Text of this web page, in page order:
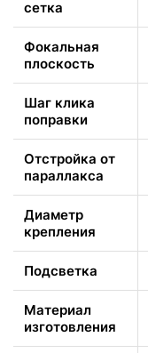
сетка
Фокальная
плоскость
Шаг клика
поправки
Отстройка от
параллакса
Диаметр
крепления
Подсветка
Материал
изготовления